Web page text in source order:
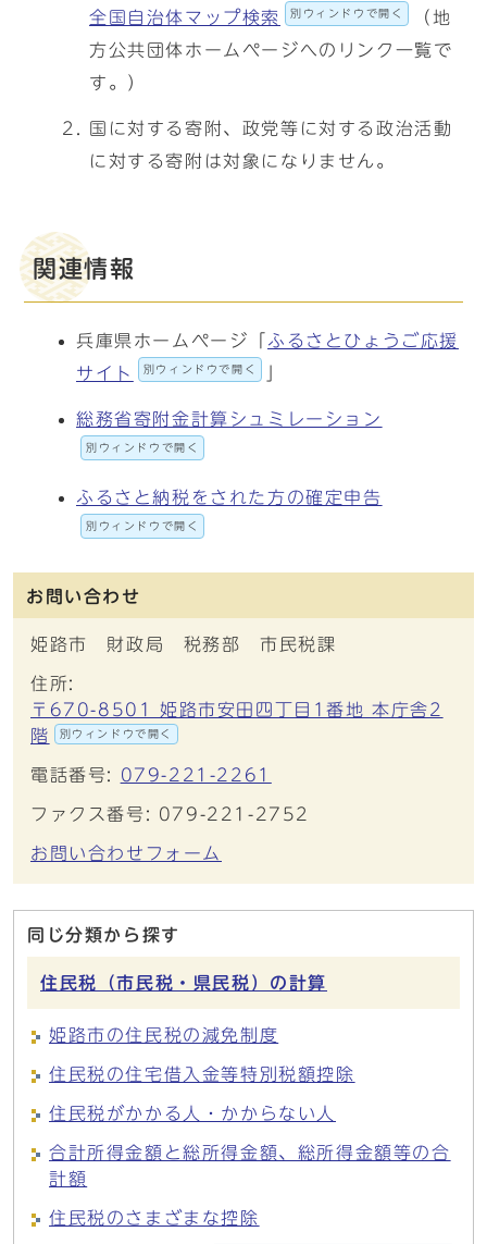
全国自治体マップ検索
別ウィンドウで開く
（地
方公共団体ホームページへのリンク一覧で
す。）
国に対する寄附、政党等に対する政治活動
に対する寄附は対象になりません。
関連情報
兵庫県ホームページ「 ふるさとひょうご応援
サイト
別ウィンドウで開く
総務省寄附金計算シュミレーション
別ウィンドウで開く
ふるさと納税をされた方の確定申告
別ウィンドウで開く
お問い合わせ
姫路市 財政局 税務部 市民税課
住所:
〒670-8501 姫路市安田四丁目1番地 本庁舎2
階
別ウィンドウで開く
電話番号: 079-221-2261
ファクス番号: 079-221-2752
お問い合わせフォーム
同じ分類から探す
住民税（市民税・県民税）の計算
姫路市の住民税の減免制度
住民税の住宅借入金等特別税額控除
住民税がかかる人・かからない人
合計所得金額と総所得金額、総所得金額等の合
計額
住民税のさまざまな控除